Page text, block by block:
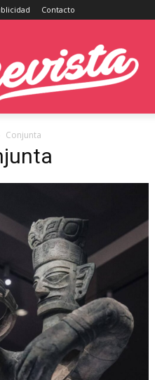
Contacto
Conjunta